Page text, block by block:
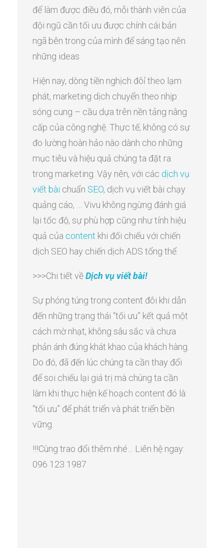
để làm được điều đó, mỗi thành viên của
đội ngũ cần tối ưu được chính cái bản
ngã bên trong của mình để sáng tạo nên
những ideas
Hiện nay, dòng tiền nghịch đôỉ theo lạm
phát, marketing dịch chuyển theo nhịp
sóng cung – cầu dựa trên nền tảng nâng
cấp của công nghệ. Thực tế, không có sự
đo lường hoàn hảo nào dành cho những
mục tiêu và hiệu quả chúng ta đặt ra
trong marketing. Vậy nên, với các dịch vụ
viết bài chuẩn SEO, dịch vụ viết bài chạy
quảng cáo, … Vivu không ngừng đánh giá
lại tốc độ, sự phù hợp cũng như tính hiệu
quả của content khi đối chiếu với chiến
dịch SEO hay chiến dịch ADS tổng thể.
>>>Chi tiết vềDịch vụ viết bài!
Sự phóng túng trong content đôi khi dẫn
đến những trạng thái “tối ưu” kết quả một
cách mờ nhạt, không sâu sắc và chưa
phản ánh đúng khát khao của khách hàng.
Do đó, đã đến lúc chúng ta cần thay đổi
để soi chiếu lại giá trị mà chúng ta cần
làm khi thực hiện kế hoạch content đó là
“tối ưu” để phát triển và phát triển bền
vững.
!!!Cùng trao đổi thêm nhé… Liên hệ ngay:
096 123 1987